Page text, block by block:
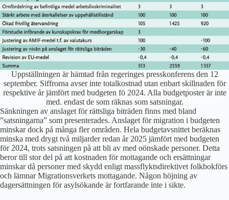
Uppställningen är hämtad från regeringes presskonferens den 12
september. Siffrorna avser inte totalkostnad utan enbart skillnaden för
respektive år jämfört med budgeten fö 2024. Alla budgetposter är inte
med. endast de som räknas som satsningar.
Sänkningen av anslaget för rättsliga biträden finns med bland
”satsningarna” som presenterades. Anslaget för migration i budgeten
minskar dock på många fler områden. Hela budgetavsnittet beräknas
minska med drygt två miljarder redan år 2025 jämfört med budgeten
för 2024, trots satsningen på att bli av med oönskade personer. Detta
beror till stor del på att kostnaden för mottagande och ersättningar
minskar då personer med skydd enligt massflyktsdirektivet folkbokförs
och lämnar Migrationsverkets mottagande. Någon höjning av
dagersättningen för asylsökande är fortfarande inte i sikte.